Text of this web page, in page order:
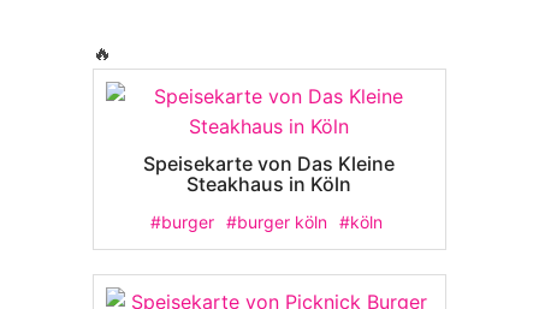
🔥
Speisekarte von Das Kleine
Steakhaus in Köln
#burger #burger köln #köln